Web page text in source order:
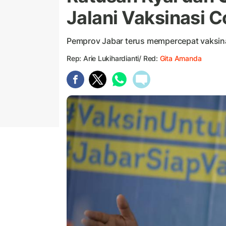
Jalani Vaksinasi
Pemprov Jabar terus mempercepat
Rep: Arie Lukihardianti/ Red: Gita Amanda